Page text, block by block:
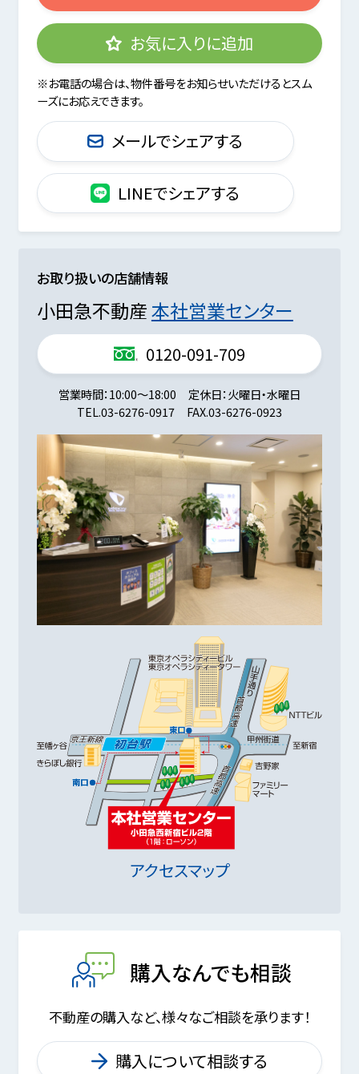
お気に入りに追加
※お電話の場合は、物件番号をお知らせいただけるとスム
ーズにお応えできます。
メールでシェアする
LINEでシェアする
お取り扱いの店舗情報
小田急不動産本社営業センター
0120-091-709
営業時間 10:00～18:00 定休日 火曜日・水曜日
TEL.03-6276-0917 FAX.03-6276-0923
アクセスマップ
購入なんでも相談
不動産の購入など、様々なご相談を承ります！
購入について相談する